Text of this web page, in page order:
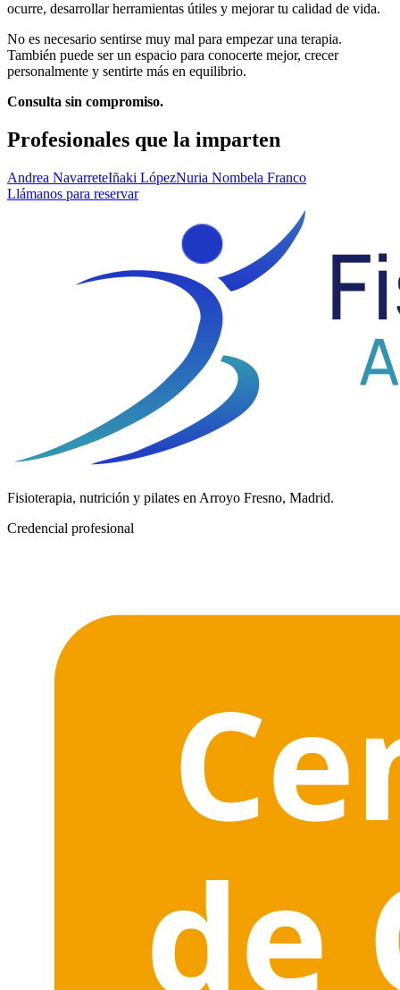
ocurre, desarrollar herramientas útiles y mejorar tu calidad de vida.
No es necesario sentirse muy mal para empezar una terapia.
También puede ser un espacio para conocerte mejor, crecer
personalmente y sentirte más en equilibrio.
Consulta sin compromiso.
Profesionales que la imparten
Andrea NavarreteIñaki LópezNuria Nombela Franco
Llámanos para reservar
Fisioterapia, nutrición y pilates en Arroyo Fresno, Madrid.
Credencial profesional